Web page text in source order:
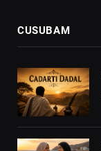
CUSUBAM